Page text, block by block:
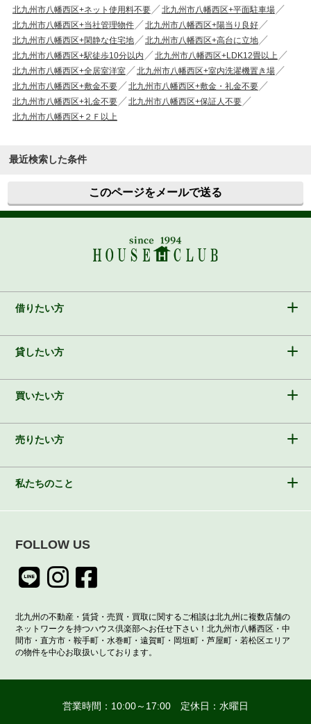
北九州市八幡西区+ネット使用料不要
北九州市八幡西区+平面駐車場
北九州市八幡西区+当社管理物件
北九州市八幡西区+陽当り良好
北九州市八幡西区+閑静な住宅地
北九州市八幡西区+高台に立地
北九州市八幡西区+駅徒歩10分以内
北九州市八幡西区+LDK12畳以上
北九州市八幡西区+全居室洋室
北九州市八幡西区+室内洗濯機置き場
北九州市八幡西区+敷金不要
北九州市八幡西区+敷金・礼金不要
北九州市八幡西区+礼金不要
北九州市八幡西区+保証人不要
北九州市八幡西区+２Ｆ以上
最近検索した条件
このページをメールで送る
借りたい方
貸したい方
買いたい方
売りたい方
私たちのこと
FOLLOW US
北九州の不動産・賃貸・売買・買取に関するご相談は北九州に複数店舗の
ネットワークを持つハウス倶楽部へお任せ下さい！北九州市八幡西区・中
間市・直方市・鞍手町・水巻町・遠賀町・岡垣町・芦屋町・若松区エリア
の物件を中心お取扱いしております。
営業時間：10:00～17:00 定休日：水曜日